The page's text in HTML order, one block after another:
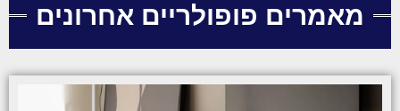
מאמרים פופולריים אחרונים